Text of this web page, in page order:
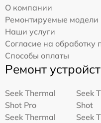
О компании
Ремонтируемые модели
Наши услуги
Согласие на
Способы оплаты
Ремонт
Seek Thermal
Shot Pro
Seek
Shot
Seek Thermal
Seek